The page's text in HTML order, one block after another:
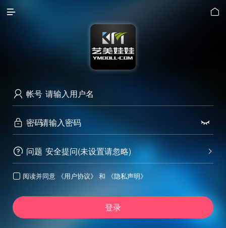
 
 帐号
 密码 
 问题 
安全提问(未设置请忽略)
 阅读并同意 《用户协议》 和 《隐私声明》
登录